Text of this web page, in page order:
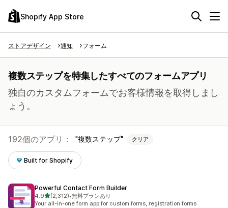
Shopify App Store
ストアデザイン 通知 フォーム
複数ステップを特集したすべてのフォームアプリ
独自のカスタムフォームでお客様情報を取得しまし
ょう。
192個のアプリ： 複数ステップ クリア
Built for Shopify
Powerful Contact Form Builder
4.95つ星中
(2,312)
合計レビュー数：2312件
•無料プランあり
Your all-in-one form app for custom forms, registration forms